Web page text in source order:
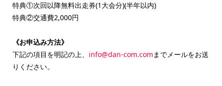
特典①次回以降無料出走券(1大会分)(半年以内)
特典②交通費2,000円
《お申込み方法》
下記の項目を明記の上、 info@dan-com.comまでメールをお送
りください。